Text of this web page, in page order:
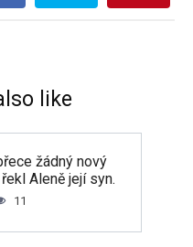
like
žádný nový
Aleně její syn.
11